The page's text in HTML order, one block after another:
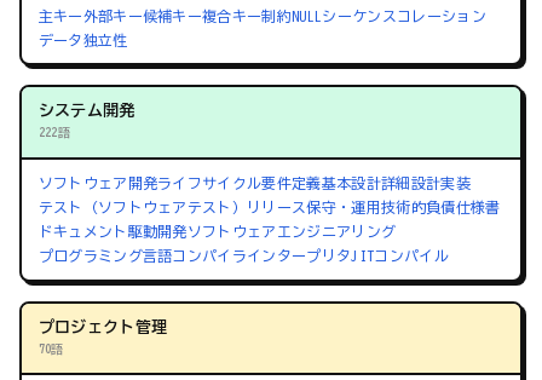
主キー外部キー候補キー複合キー制約NULL シーケンス コレーション
データ独立性
システム開発
222語
ソフトウェア開発ライフサイクル要件定義基本設計詳細設計実装
テスト（ソフトウェアテスト）
リリース保守・運用 技術的負債仕様書
ドキュメント駆動開発ソフトウェアエンジニアリング
プログラミング言語コンパイラインタープリタ JITコンパイル
プロジェクト管理
70語